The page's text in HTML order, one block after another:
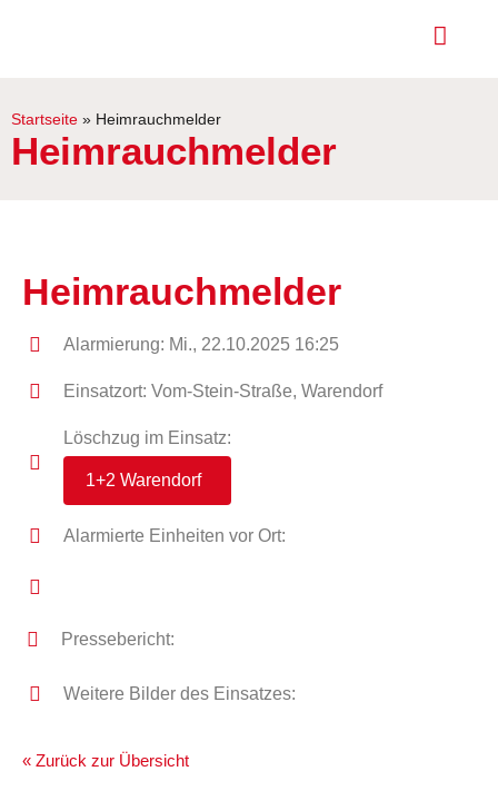
Startseite » Heimrauchmelder
Heimrauchmelder
Heimrauchmelder
Alarmierung: Mi., 22.10.2025 16:25
Einsatzort: Vom-Stein-Straße, Warendorf
Löschzug im Einsatz:
1+2 Warendorf
Alarmierte Einheiten vor Ort:
Pressebericht:
Weitere Bilder des Einsatzes:
« Zurück zur Übersicht